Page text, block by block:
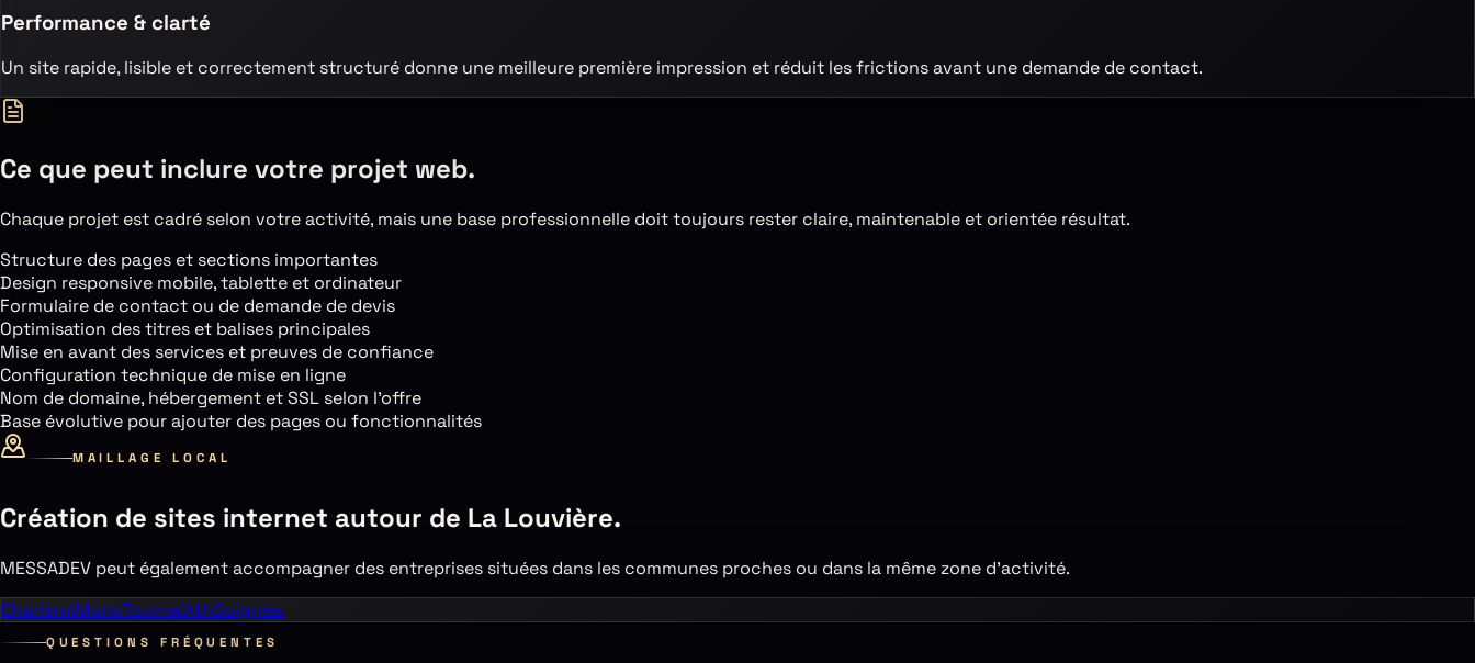
Performance & clarté
Un site rapide, lisible et correctement structuré donne une meilleure première impression et réduit les frictions avant une demande de contact.
Ce que peut inclure votre projet web.
Chaque projet est cadré selon votre activité, mais une base professionnelle doit toujours rester claire, maintenable et orientée résultat.
Structure des pages et sections importantes
Design responsive mobile, tablette et ordinateur
Formulaire de contact ou de demande de devis
Optimisation des titres et balises principales
Mise en avant des services et preuves de confiance
Configuration technique de mise en ligne
Nom de domaine, hébergement et SSL selon l’offre
Base évolutive pour ajouter des pages ou fonctionnalités
MAILLAGE LOCAL
Création de sites internet autour de La Louvière.
MESSADEV peut également accompagner des entreprises situées dans les communes proches ou dans la même zone d’activité.
CharleroiMonsTournaiAthSoignies
QUESTIONS FRÉQUENTES